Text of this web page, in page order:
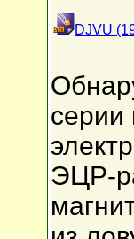
DJVU
серии
ЭЦР-